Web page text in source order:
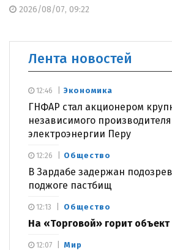
2026/08/07, 09:22
Лента новостей
Экономика
ГНФАР стал акционером
независимого производителя
электроэнергии Перу
12:46
Общество
В Зардабе задержан
поджоге пастбищ
12:26
Общество
На «Торговой» горит объект
12:13
Мир
12:07